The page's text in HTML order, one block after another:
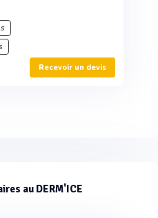
Recevoir un devis
au DERM'ICE